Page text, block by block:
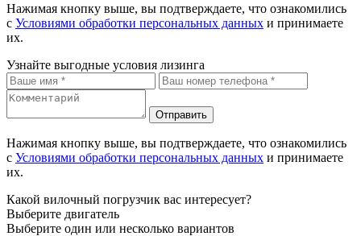
Нажимая кнопку выше, вы подтверждаете, что ознакомились
с Условиями обработки персональных данных и принимаете
их.
Узнайте выгодные условия лизинга
Отправить
Нажимая кнопку выше, вы подтверждаете, что ознакомились
с Условиями обработки персональных данных и принимаете
их.
Какой вилочный погрузчик вас интересует?
Выберите двигатель
Выберите один или несколько вариантов